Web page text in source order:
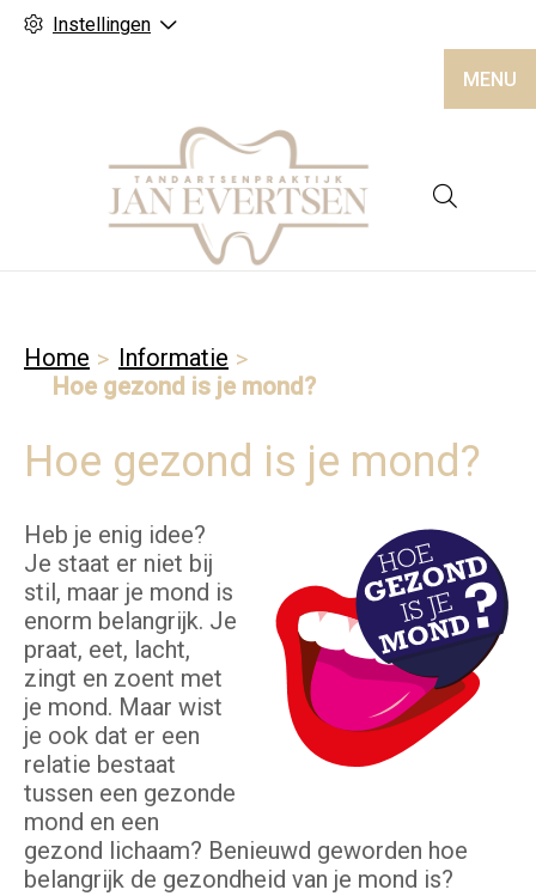
Instellingen
MENU
Home
Informatie
Hoe gezond is je mond?
Hoe gezond is je mond?
Heb je enig idee?
Je staat er niet bij
stil, maar je mond is
enorm belangrijk. Je
praat, eet, lacht,
zingt en zoent met
je mond. Maar wist
je ook dat er een
relatie bestaat
tussen een gezonde
mond en een
gezond lichaam? Benieuwd geworden hoe
belangrijk de gezondheid van je mond is?